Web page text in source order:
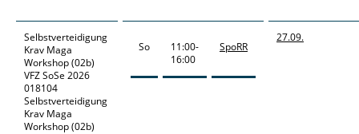
Selbstverteidigung
Krav Maga
Workshop(02b)
VFZ SoSe 2026
018104
Selbstverteidigung
Krav Maga
Workshop (02b)
So
11:00-
16:00
SpoRR
27.09.